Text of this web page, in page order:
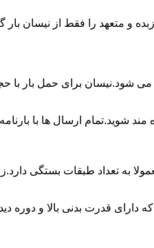
و متعهد را فقط از نیسان بار
می شود.برای حمل و جابجایی بار با تناژ زیر 2 تن معمولا از نیسان
شوید.تمام ارسال ها با بارنامه
به تعداد طبقات بستگی
قدرت بدنی بالا و دوره